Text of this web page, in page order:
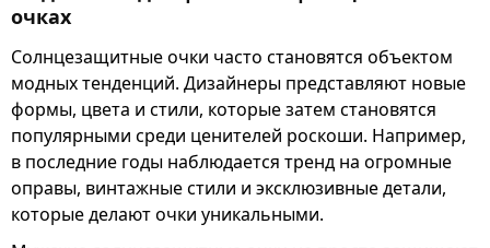
очках
Солнцезащитные очки часто становятся объектом
модных тенденций. Дизайнеры представляют новые
формы, цвета и стили, которые затем становятся
популярными среди ценителей роскоши. Например,
в последние годы наблюдается тренд на огромные
оправы, винтажные стили и эксклюзивные детали,
которые делают очки уникальными.